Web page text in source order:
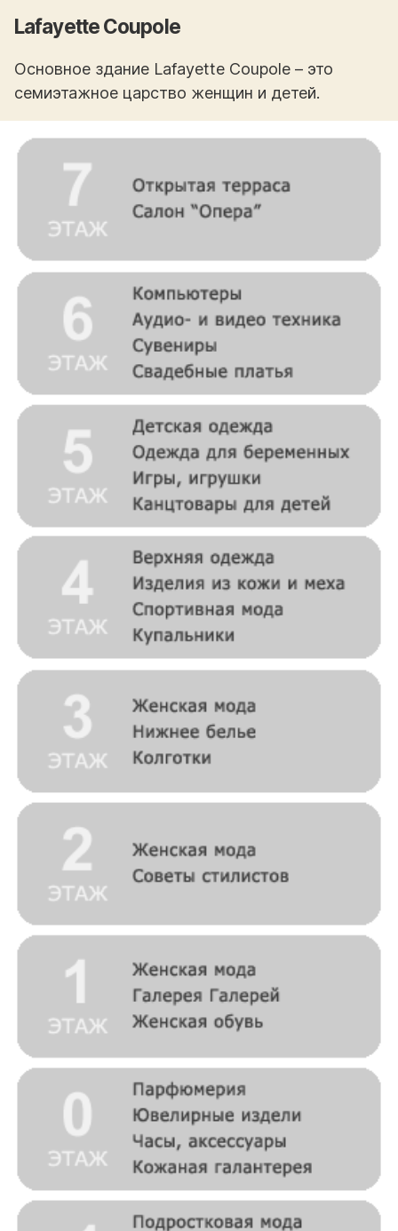
Lafayette Coupole
Основное здание Lafayette Coupole – это
семиэтажное царство женщин и детей.